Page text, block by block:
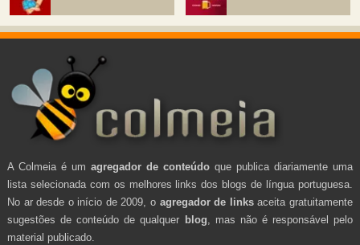
A Colmeia é um agregador de conteúdo que publica diariamente uma
lista selecionada com os melhores links dos blogs de língua portuguesa.
No ar desde o início de 2009, o agregador de linksaceita gratuitamente
sugestões de conteúdo de qualquer blog , mas não é responsável pelo
material publicado.